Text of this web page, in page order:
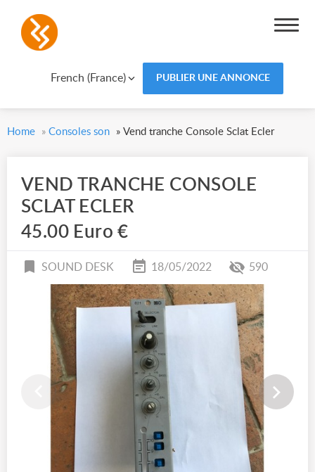
French (France) PUBLIER UNE ANNONCE
Home » Consoles son » Vend tranche Console Sclat Ecler
VEND TRANCHE CONSOLE
SCLAT ECLER
45.00 Euro €
SOUND DESK 18/05/2022 590